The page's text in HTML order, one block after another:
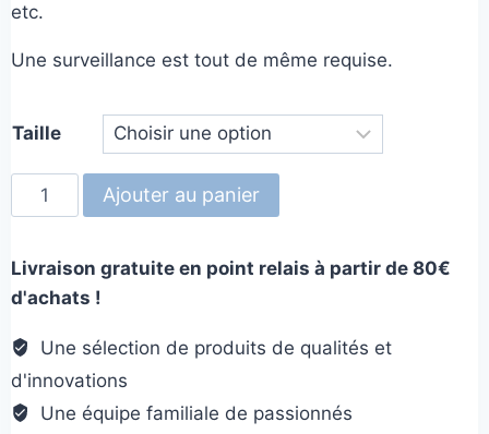
etc.
Une surveillance est tout de même requise.
Taille
quantité
de
de
fouille
mural
Niveau
1
Ajouter au panier
Livraison gratuite en point relais à partir de 80€
d'achats !
Une sélection de produits de qualités et
d'innovations
Une équipe familiale de passionnés